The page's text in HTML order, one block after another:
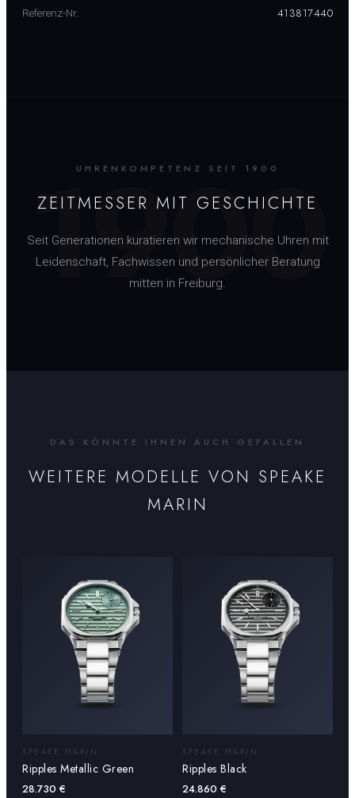
Referenz-Nr. 413817440
1900
UHRENKOMPETENZ SEIT 1900
ZEITMESSER MIT GESCHICHTE
Seit Generationen kuratieren wir mechanische Uhren mit
Leidenschaft, Fachwissen und persönlicher Beratung
mitten in Freiburg.
DAS KÖNNTE IHNEN AUCH GEFALLEN
WEITERE MODELLE VON SPEAKE
MARIN
SPEAKE MARIN
Ripples Metallic Green
28.730 €
SPEAKE MARIN
Ripples Black
24.860 €